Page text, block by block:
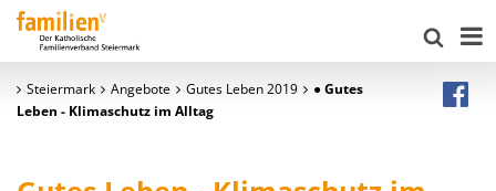
Steiermark Angebote Gutes Leben 2019
● Gutes
Leben - Klimaschutz im Alltag